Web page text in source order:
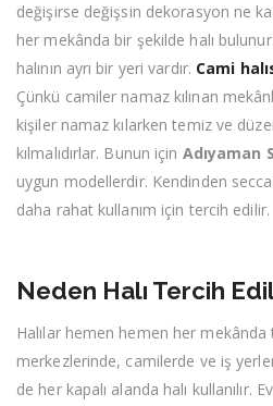
değişirse değişsin dekorasyon ne
her mekânda bir şekilde halı
halının ayrı bir yeri vardır. Cami
Çünkü camiler namaz kılınan
kişiler namaz kılarken temiz ve
kılmalıdırlar. Bunun için Adıyaman
uygun modellerdir. Kendinden
daha rahat kullanım için tercih edilir.
Neden Halı Tercih
Halılar hemen hemen her
merkezlerinde, camilerde ve iş
de her kapalı alanda halı kullanılır.